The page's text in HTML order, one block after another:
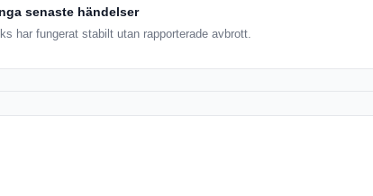
senaste händelser
har fungerat stabilt utan rapporterade avbrott.